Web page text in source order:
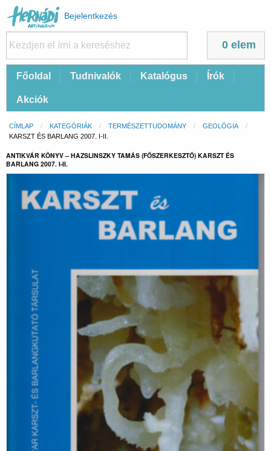
Felhasználói
fiók
menüje
Bejelentkezés
0 elem
FőFőoldal Tudnivalók Katalógus Írók
Akciók
Morzsa
CÍMLAP KATEGÓRIÁK TERMÉSZETTUDOMÁNY
GEOLÓGIA
CURRENT:
KARSZT ÉS BARLANG 2007. I-II.
ANTIKVÁR KÖNYV – HAZSLINSZKY TAMÁS (FŐSZERKESZTŐ) KARSZT ÉS
BARLANG 2007. I-II.